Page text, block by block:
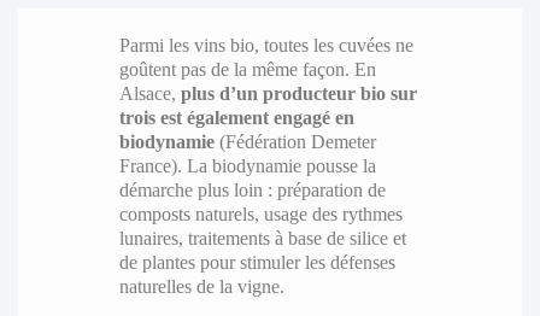
Parmi les vins bio, toutes les cuvées ne
goûtent pas de la même façon. En
Alsace, plus d’un producteur bio sur
trois est également engagé en
biodynamie(Fédération Demeter
France). La biodynamie pousse la
démarche plus loin : préparation de
composts naturels, usage des rythmes
lunaires, traitements à base de silice et
de plantes pour stimuler les défenses
naturelles de la vigne.